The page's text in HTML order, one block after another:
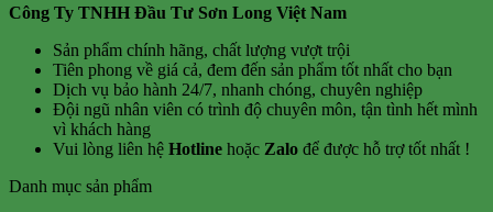
Công Ty TNHH Đầu Tư Sơn Long Việt Nam
Sản phẩm chính hãng, chất lượng vượt trội
Tiên phong về giá cả, đem đến sản phẩm tốt nhất cho bạn
Dịch vụ bảo hành 24/7, nhanh chóng, chuyên nghiệp
Đội ngũ nhân viên có trình độ chuyên môn, tận tình hết mình
vì khách hàng
Vui lòng liên hệ Hotline hoặc Zalo để được hỗ trợ tốt nhất !
Danh mục sản phẩm